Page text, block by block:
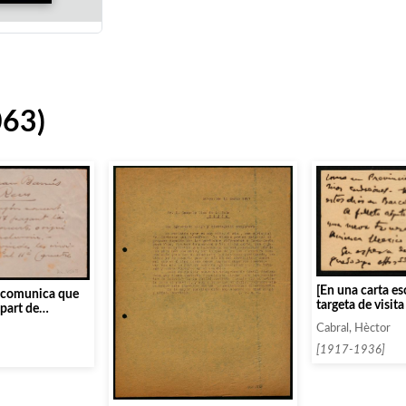
que
de
assistirà al
els
[En una carta
targeta de
Espanya durant
han d’arreglar
Cabral, Hèctor
[1917-1936]